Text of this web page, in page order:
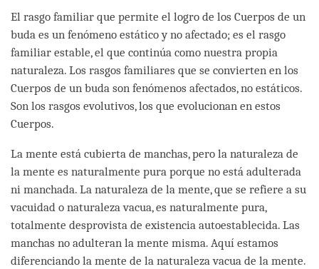
El rasgo familiar que permite el logro de los Cuerpos de un
buda es un fenómeno estático y no afectado; es el rasgo
familiar estable, el que continúa como nuestra propia
naturaleza. Los rasgos familiares que se convierten en los
Cuerpos de un buda son fenómenos afectados, no estáticos.
Son los rasgos evolutivos, los que evolucionan en estos
Cuerpos.
La mente está cubierta de manchas, pero la naturaleza de
la mente es naturalmente pura porque no está adulterada
ni manchada. La naturaleza de la mente, que se refiere a su
vacuidad o naturaleza vacua, es naturalmente pura,
totalmente desprovista de existencia autoestablecida. Las
manchas no adulteran la mente misma. Aquí estamos
diferenciando la mente de la naturaleza vacua de la mente.